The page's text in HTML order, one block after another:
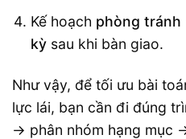
Kế hoạch phòng tránh
kỳsau khi bàn giao.
Như vậy, để tối ưu bài
lực lái, bạn cần đi đúng
→ phân nhóm hạng mục